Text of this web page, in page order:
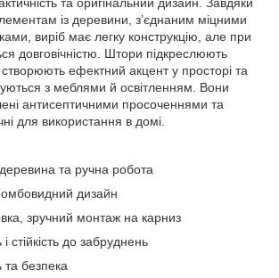
із деревини, з’єднаним міцними
виріб має легку конструкцію, але при
довговічністю. Штори підкреслюють
створюють ефектний акцент у просторі та
з меблями й освітленням. Вони
антисептичними просоченнями та
для використання в домі.
та ручна робота
дизайн
зручний монтаж на карниз
і стійкість до забруднень
та безпека